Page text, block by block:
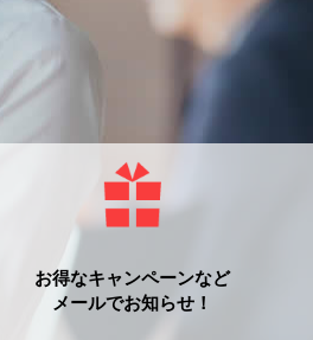
お得なキャンペーンなど
メールでお知らせ！